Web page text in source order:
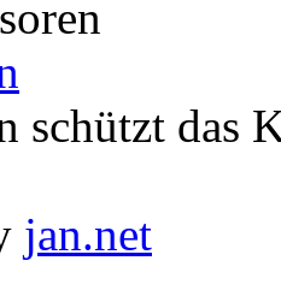
schützt das
jan.net